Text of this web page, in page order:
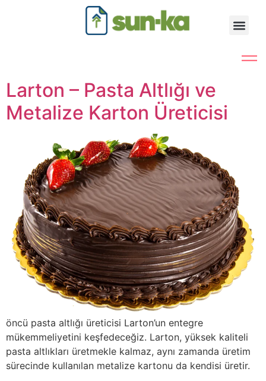
Larton – Pasta Altlığı ve
Metalize Karton Üreticisi
öncü pasta altlığı üreticisi Larton’un entegre
mükemmeliyetini keşfedeceğiz. Larton, yüksek kaliteli
pasta altlıkları üretmekle kalmaz, aynı zamanda üretim
sürecinde kullanılan metalize kartonu da kendisi üretir.